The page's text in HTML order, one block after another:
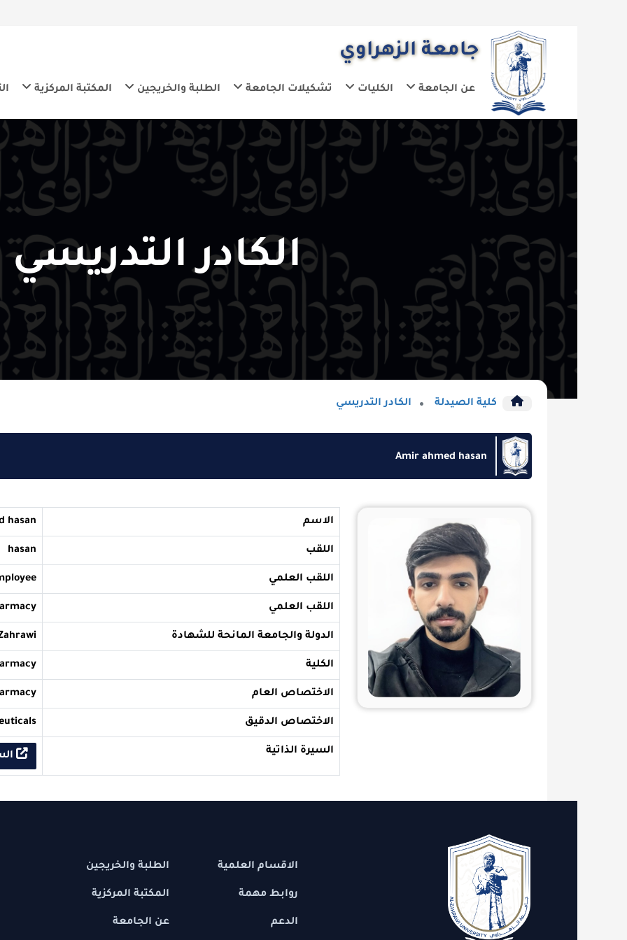
جامعة الزهراوي
عن الجامعة الكليات تشكيلات الجامعة الطلبة والخريجين المكتبة المركزية التنمية
الكادر التدريسي
كلية الصيدلة الكادر التدريسي
Amir ahmed hasan
ahmed hasan
اللقب العلمي
اللقب العلمي of Pharmacy
الدولة والجامعة المانحة للشهادة of Al-Zahrawi
الكلية of pharmacy
الاختصاص العام
الاختصاص الدقيق Pharmaceuticals
السيرة الذاتية السيرة
الاقسام العلمية
روابط مهمة
الطلبة والخريجين
المكتبة المركزية
عن الجامعة